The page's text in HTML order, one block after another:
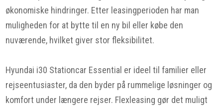
økonomiske hindringer. Etter leasingperioden har man
muligheden for at bytte til en ny bil eller købe den
nuværende, hvilket giver stor fleksibilitet.
Hyundai i30 Stationcar Essential er ideel til familier eller
rejseentusiaster, da den byder på rummelige løsninger og
komfort under længere rejser. Flexleasing gør det muligt